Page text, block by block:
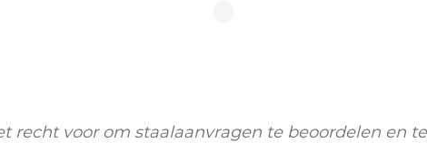
recht voor om staalaanvragen te beoordelen en